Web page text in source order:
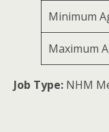
Minimum
Maximum
Job Type: NHM